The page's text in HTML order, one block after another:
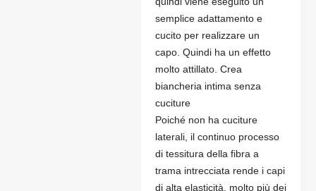
semplice adattamento e
cucito per realizzare un
capo. Quindi ha un effetto
molto attillato. Crea
biancheria intima senza
cuciture
Poiché non ha cuciture
laterali, il continuo processo
di tessitura della fibra a
trama intrecciata rende i capi
di alta elasticità, molto più dei